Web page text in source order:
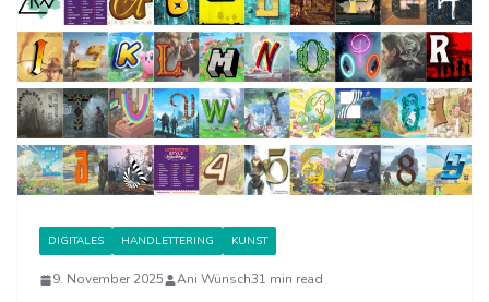
DIGITALES HANDLETTERING KUNST
9. November 2025 Ani Wünsch31 min read